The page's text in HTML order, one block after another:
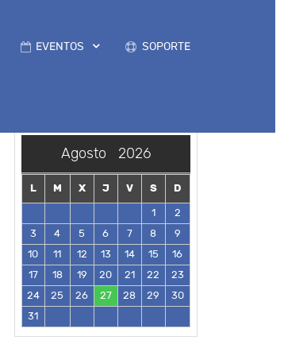
EVENTOS SOPORTE
Agosto 2026
L M X J V S
D
1
2
3
4 5 6 7 8
9
10
11 12 13 14 15
16
17
18 19 20 21 22
23
24
25 26 27 28 29
30
31